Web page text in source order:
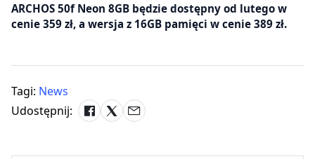
ARCHOS 50f Neon 8GB będzie dostępny od lutego w
cenie 359 zł, a wersja z 16GB pamięci w cenie 389 zł.
Tagi: News
Udostępnij: